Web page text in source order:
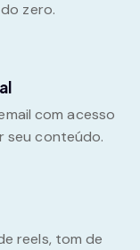
zero.
com acesso
seu conteúdo.
reels, tom de